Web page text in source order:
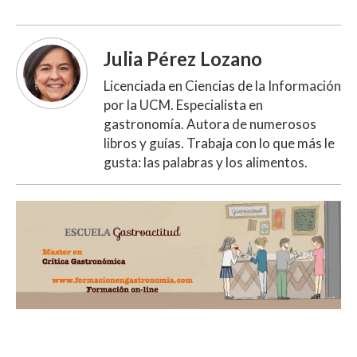
Julia Pérez Lozano
Licenciada en Ciencias de la Información
por la UCM. Especialista en
gastronomía. Autora de numerosos
libros y guías. Trabaja con lo que más le
gusta: las palabras y los alimentos.